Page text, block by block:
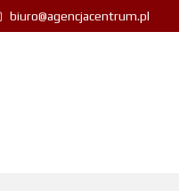
biuro@agencjacentrum.pl